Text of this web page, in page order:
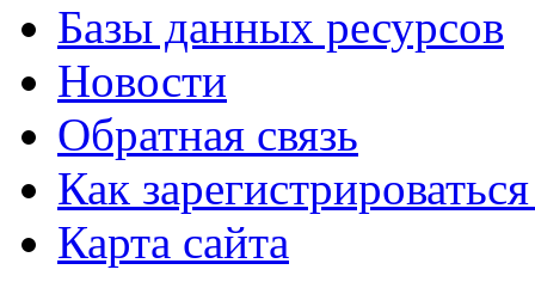
Базы данных ресурсов
Новости
Обратная связь
Как
Карта сайта